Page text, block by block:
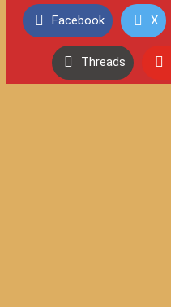
Facebook X
Threads